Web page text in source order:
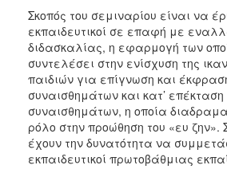
ΤΟΠΟΣ
ΠΟΛΙΤΙΣΜΟΣ
ΑΝΘΕΚΤΙΚΗ
ΠΟΛΗ
Σκοπός του σεμιναρίου είναι να
εκπαιδευτικοί σε επαφή με
διδασκαλίας, η εφαρμογή των
συντελέσει στην ενίσχυση της
παιδιών για επίγνωση και
συναισθημάτων και κατ’
συναισθημάτων, η οποία
ρόλο στην προώθηση του «ευ ζην».
έχουν την δυνατότητα να
εκπαιδευτικοί πρωτοβάθμιας